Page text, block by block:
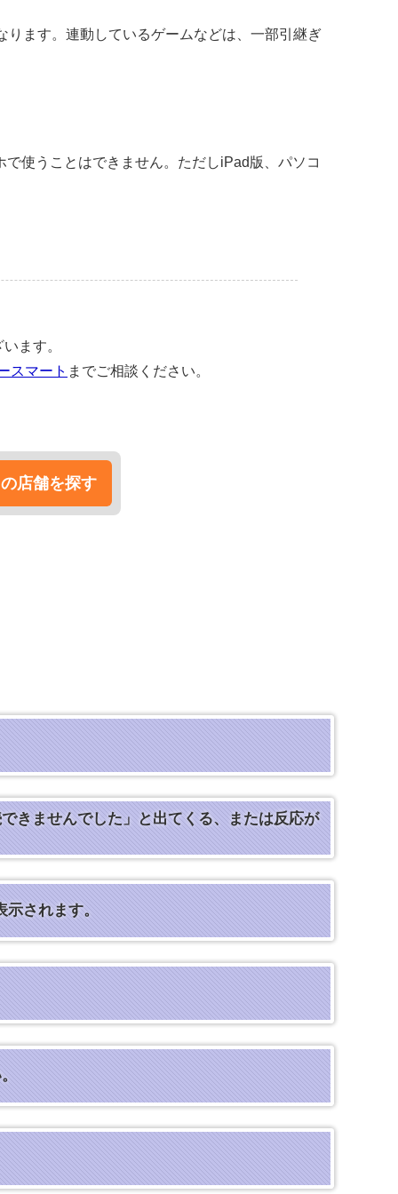
ます。連動しているゲームなどは、一部引継ぎ
使うことはできません。ただしiPad版、パソコ
ます。
スマート までご相談ください。
店舗を探す
きませんでした」と出てくる、または反応が
されます。